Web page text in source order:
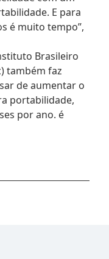
E para
é muito tempo”,
Brasileiro
também faz
de aumentar o
portabilidade,
por ano. é